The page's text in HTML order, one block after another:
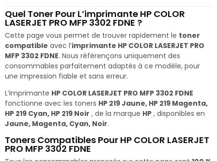
Quel Toner Pour L’imprimante HP COLOR
LASERJET PRO MFP 3302 FDNE ?
Cette page vous permet de trouver rapidement le toner
compatible avec l’imprimante HP COLOR LASERJET PRO
MFP 3302 FDNE. Nous référençons uniquement des
consommables parfaitement adaptés à ce modèle, pour
une impression fiable et sans erreur.
L’imprimante HP COLOR LASERJET PRO MFP 3302 FDNE
fonctionne avec les toners HP 219 Jaune, HP 219 Magenta,
HP 219 Cyan, HP 219 Noir , de la marque HP , disponibles en
Jaune, Magenta, Cyan, Noir.
Toners Compatibles Pour HP COLOR LASERJET
PRO MFP 3302 FDNE